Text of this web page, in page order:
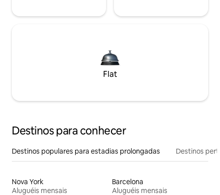
Flat
Destinos para conhecer
Destinos populares para estadias prolongadas Destinos
Nova York
Aluguéis mensais
Barcelona
Aluguéis mensais